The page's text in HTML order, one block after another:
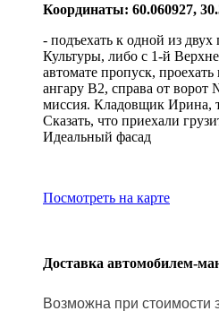
Координаты: 60.060927,
- подъехать к одной из
Культуры, либо с 1-й
автомате пропуск,
ангару В2, справа от ворот
миссия. Кладовщик Ирина,
Сказать, что приехали
Идеальный фасад
Посмотреть на карте
Доставка автомобилем-
Возможна при стоимости